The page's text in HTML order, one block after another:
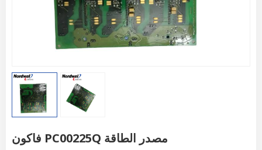
فاكون PC00225Q مصدر الطاقة